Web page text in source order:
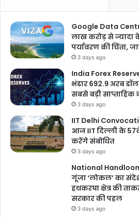
झाड़माजरी की इनोवो केपटेप कंपनी की निमेसुलाइड,
सिप्रोविन, मखून माजरा की ऐरिसो फार्मास्युटिकल
फेल हुए हैं। कालाअंब के नितिन लाइफ साइंस की
विजन कंपनी की बुप्रोन एसआर, बद्दी की
फेल हुए हैं।
साइसरोज रेमडीज कंपनी की विटामिन-बी की
लैब की ब्लड प्रेशर की दवा टोर्सेमि, बद्दी स्थित
मधुमेह की दवा न्यूरोकेम, झाड़माजरी वेडस्प
दवा इंडक्लेव और बद्दी की ट्रिविजन हेल्थ केयर कंपनी
ट्रिपसिन भी मानकों पर सही नहीं पाई गई है।
Google Data
लाख करोड़ से ज्यादा
पर्यावरण की चिंता,
3 days ago
India Forex
भंडार 692.9 अरब
सबसे बड़ी साप्ताहिक
3 days ago
IIT Delhi
आज IIT दिल्ली के 57वें
करेंगे संबोधित
3 days ago
National
गूंजा ‘लोकल’ का
हथकरघा क्षेत्र की
सरकार की पहल
3 days ago